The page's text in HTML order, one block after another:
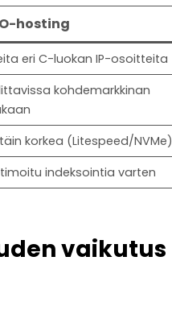
hosting
eri C-luokan IP-osoitteita
kohdemarkkinan
korkea (Litespeed/NVMe)
indeksointia varten
vaikutus